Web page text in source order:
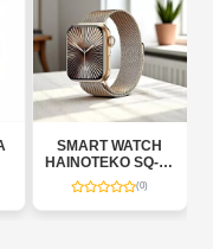
SMART WATCH
HAINOTEKO SQ-16
MINI SERIES 10
(0)
40